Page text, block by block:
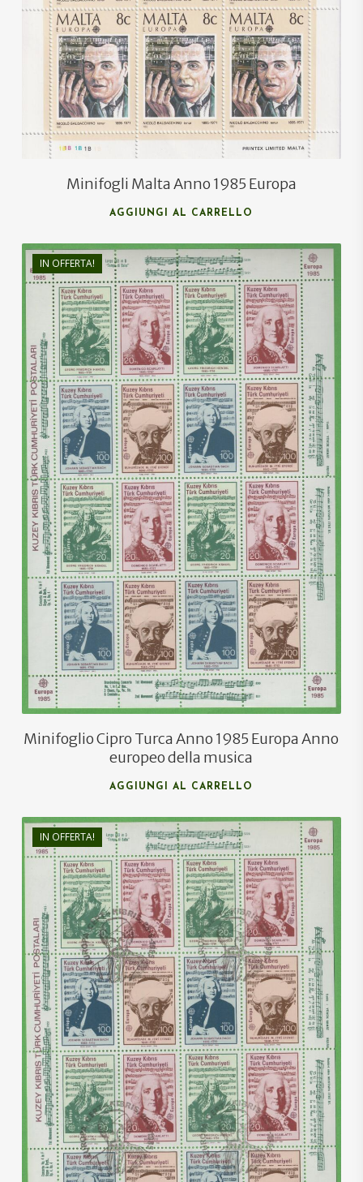
Minifogli Malta Anno 1985 Europa
AGGIUNGI AL CARRELLO
IN OFFERTA!
€
16,00
€10,00
Minifoglio Cipro Turca Anno 1985 Europa Anno
europeo della musica
AGGIUNGI AL CARRELLO
IN OFFERTA!
€20,00
€12,00